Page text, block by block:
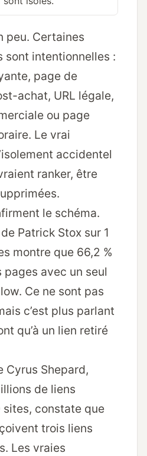
peu. Certaines
sont intentionnelles :
page de
achat, URL légale,
ou page
Le vrai
accidentel
ranker, être
le schéma.
Patrick Stox sur 1
montre que 66,2 %
avec un seul
Ce ne sont pas
c’est plus parlant
qu’à un lien retiré
Cyrus Shepard,
de liens
sites, constate que
trois liens
Les vraies